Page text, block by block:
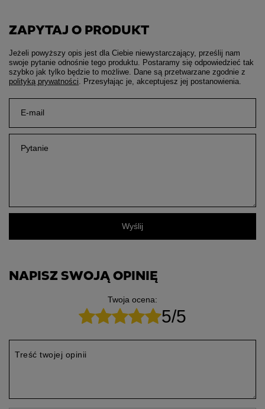
ZAPYTAJ O PRODUKT
Jeżeli powyższy opis jest dla Ciebie niewystarczający, prześlij nam
swoje pytanie odnośnie tego produktu. Postaramy się odpowiedzieć tak
szybko jak tylko będzie to możliwe.
Dane są przetwarzane zgodnie z
polityką prywatności . Przesyłając je, akceptujesz jej postanowienia.
E-mail
Pytanie
Wyślij
NAPISZ SWOJĄ OPINIĘ
Twoja ocena:
5/5
Treść twojej opinii